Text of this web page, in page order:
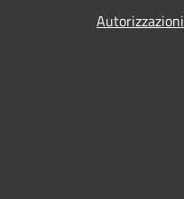
Autorizzazioni